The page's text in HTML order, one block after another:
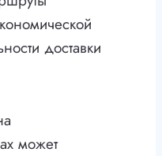
доставки
может